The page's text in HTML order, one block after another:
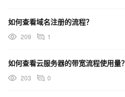
如何查看域名注册的流程？
209 1
如何查看云服务器的带宽流程使用量？
203 0